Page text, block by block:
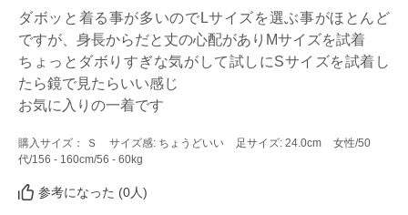
ダボッと着る事が多いのでLサイズを選ぶ事がほとんど
ですが、身長からだと丈の心配がありМサイズを試着
ちょっとダボりすぎな気がして試しにSサイズを試着し
たら鏡で見たらいい感じ
お気に入りの一着です
購入サイズ： Ｓ サイズ感: ちょうどいい 足サイズ: 24.0cm 女性/50
代/156 - 160cm/56 - 60kg
参考になった (0人)